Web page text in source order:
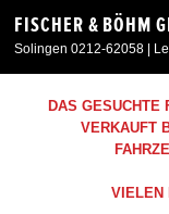
FISCHER & BÖHM
Solingen 0212-62058 |
Neuwagen
DAS GESUCHTE
VERKAUFT
VIELEN